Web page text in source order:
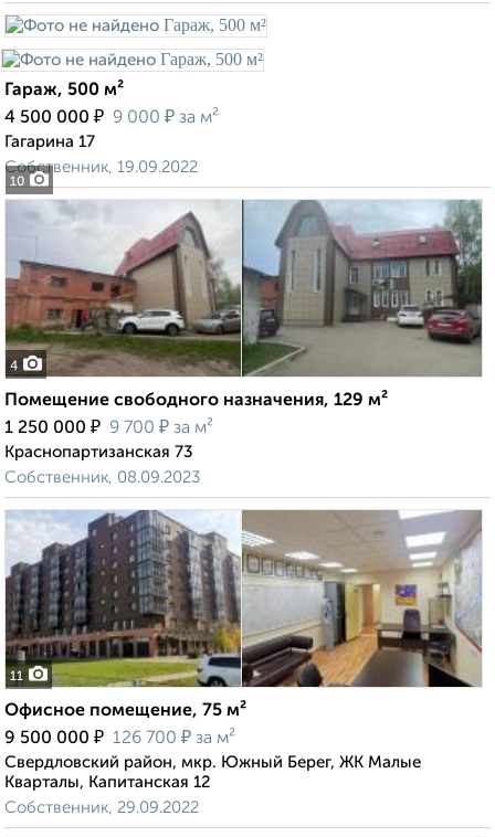
10
Гараж, 500 м²
4 500 000 ₽ 9 000 ₽ за м²
Гагарина 17
Собственник, 19.09.2022
4
Помещение свободного назначения, 129 м²
1 250 000 ₽ 9 700 ₽ за м²
Краснопартизанская 73
Собственник, 08.09.2023
11
Офисное помещение, 75 м²
9 500 000 ₽ 126 700 ₽ за м²
Свердловский район, мкр. Южный Берег, ЖК Малые
Кварталы, Капитанская 12
Собственник, 29.09.2022